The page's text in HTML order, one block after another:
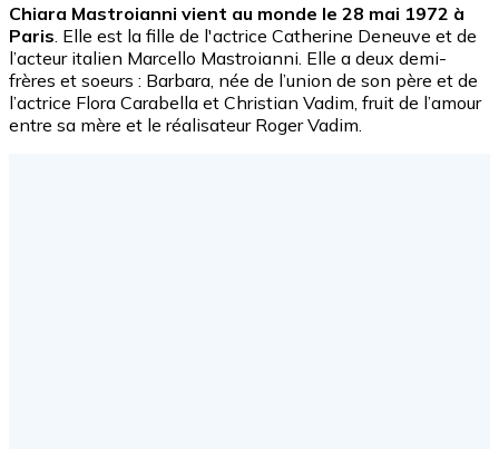
Chiara Mastroianni vient au monde le 28 mai 1972 à
Paris . Elle est la fille de l'actrice Catherine Deneuve et de
l’acteur italien Marcello Mastroianni. Elle a deux demi-
frères et soeurs : Barbara, née de l’union de son père et de
l’actrice Flora Carabella et Christian Vadim, fruit de l’amour
entre sa mère et le réalisateur Roger Vadim.